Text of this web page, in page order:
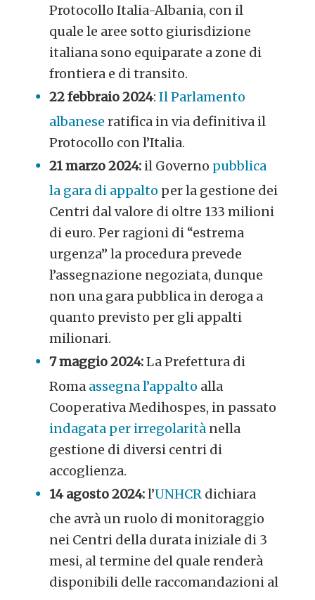
Protocollo Italia-Albania, con il
quale le aree sotto giurisdizione
italiana sono equiparate a zone di
frontiera e di transito.
22 febbraio 2024:Il Parlamento
albanese ratifica in via definitiva il
Protocollo con l’Italia.
21 marzo 2024: il Governo pubblica
la gara di appalto per la gestione dei
Centri dal valore di oltre 133 milioni
di euro. Per ragioni di “estrema
urgenza” la procedura prevede
l’assegnazione negoziata, dunque
non una gara pubblica in deroga a
quanto previsto per gli appalti
milionari.
7 maggio 2024:La Prefettura di
Roma assegna l’appalto alla
Cooperativa Medihospes, in passato
indagata per irregolarità nella
gestione di diversi centri di
accoglienza.
14 agosto 2024:l’UNHCR dichiara
che avrà un ruolo di monitoraggio
nei Centri della durata iniziale di 3
mesi, al termine del quale renderà
disponibili delle raccomandazioni al